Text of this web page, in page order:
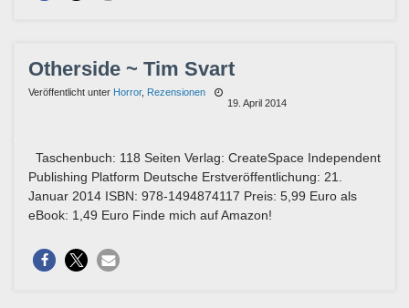
Otherside ~ Tim Svart
Veröffentlicht unter Horror, Rezensionen
19. April 2014
Taschenbuch: 118 Seiten Verlag: CreateSpace Independent
Publishing Platform Deutsche Erstveröffentlichung: 21.
Januar 2014 ISBN: 978-1494874117 Preis: 5,99 Euro als
eBook: 1,49 Euro Finde mich auf Amazon!